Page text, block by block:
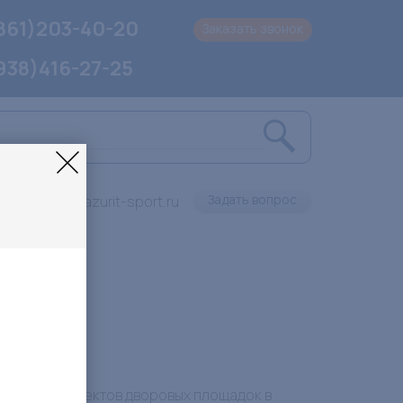
Заказать звонок
info@lazurit-sport.ru
проектов дворовых площадок в